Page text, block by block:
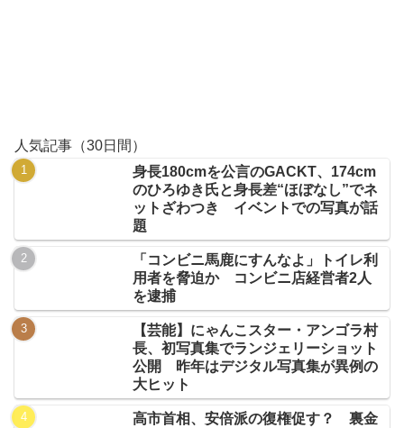
人気記事（30日間）
身長180cmを公言のGACKT、174cm
のひろゆき氏と身長差“ほぼなし”でネ
ットざわつき イベントでの写真が話
題
「コンビニ馬鹿にすんなよ」トイレ利
用者を脅迫か コンビニ店経営者2人
を逮捕
【芸能】にゃんこスター・アンゴラ村
長、初写真集でランジェリーショット
公開 昨年はデジタル写真集が異例の
大ヒット
高市首相、安倍派の復権促す？ 裏金